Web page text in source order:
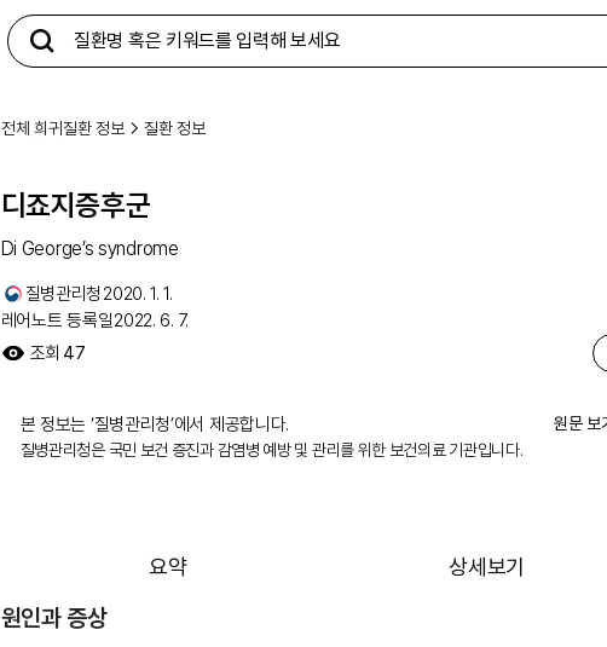
전체 희귀질환 정보 질환 정보
디죠지증후군
Di George’s syndrome
질병관리청 2020. 1. 1.
레어노트 등록일2022. 6. 7.
조회 47
본 정보는 ‘질병관리청’에서 제공합니다.
원문 보
질병관리청은 국민 보건 증진과 감염병 예방 및 관리를 위한 보건의료 기관입니다.
요약 상세보기
원인과 증상